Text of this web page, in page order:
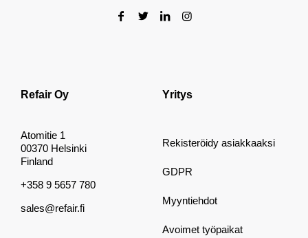
Refair Oy
Atomitie 1
00370 Helsinki
Finland
+358 9 5657 780
sales@refair.fi
Yritys
Rekisteröidy asiakkaaksi
GDPR
Myyntiehdot
Avoimet työpaikat